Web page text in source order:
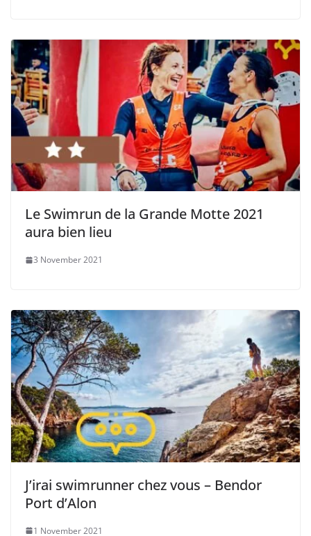
Le Swimrun de la Grande Motte 2021
aura bien lieu
3 November 2021
J’irai swimrunner chez vous – Bendor
Port d’Alon
1 November 2021